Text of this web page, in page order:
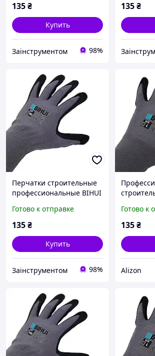
135₴
Купить
Заінструментом 98%
135₴
Перчатки строительные
профессиональные BIHUI
Готово к отправке
135₴
Купить
Заінструментом 98%
Готово к
135₴
Alizon